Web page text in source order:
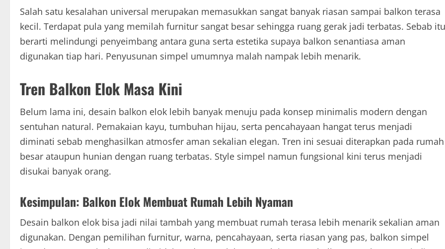
Salah satu kesalahan universal merupakan memasukkan sangat banyak riasan sampai balkon terasa
kecil. Terdapat pula yang memilah furnitur sangat besar sehingga ruang gerak jadi terbatas. Sebab
berarti melindungi penyeimbang antara guna serta estetika supaya balkon senantiasa aman
digunakan tiap hari. Penyusunan simpel umumnya malah nampak lebih menarik.
Tren Balkon Elok Masa Kini
Belum lama ini, desain balkon elok lebih banyak menuju pada konsep minimalis modern dengan
sentuhan natural. Pemakaian kayu, tumbuhan hijau, serta pencahayaan hangat terus menjadi
diminati sebab menghasilkan atmosfer aman sekalian elegan. Tren ini sesuai diterapkan pada rumah
besar ataupun hunian dengan ruang terbatas. Style simpel namun fungsional kini terus menjadi
disukai banyak orang.
Kesimpulan: Balkon Elok Membuat Rumah Lebih Nyaman
Desain balkon elok bisa jadi nilai tambah yang membuat rumah terasa lebih menarik sekalian aman
digunakan. Dengan pemilihan furnitur, warna, pencahayaan, serta riasan yang pas, balkon simpel